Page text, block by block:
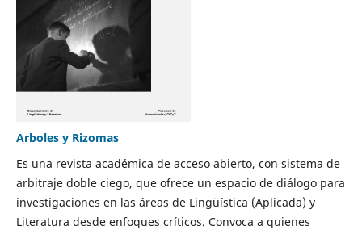
Arboles y Rizomas
Es una revista académica de acceso abierto, con sistema de
arbitraje doble ciego, que ofrece un espacio de diálogo para
investigaciones en las áreas de Lingüística (Aplicada) y
Literatura desde enfoques críticos. Convoca a quienes